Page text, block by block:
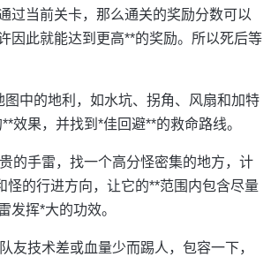
过当前关卡，那么通关的奖励分数可以
因此就能达到更高**的奖励。所以死后等
图中的地利，如水坑、拐角、风扇和加特
效果，并找到*佳回避**的救命路线。
的手雷，找一个高分怪密集的地方，计
怪的行进方向，让它的**范围内包含尽量
发挥*大的功效。
友技术差或血量少而踢人，包容一下，